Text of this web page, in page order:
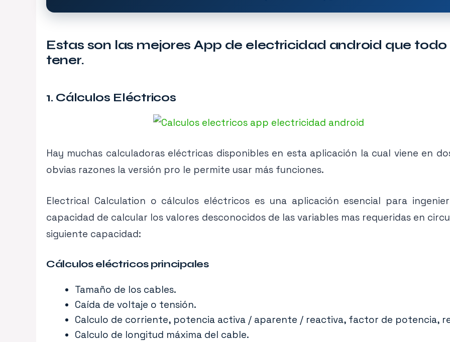
Estas son las mejores App de electricidad android que
tener.
1. Cálculos Eléctricos
Hay muchas calculadoras eléctricas disponibles en esta aplicación la cual viene en
obvias razones la versión pro le permite usar más funciones.
Electrical Calculation o cálculos eléctricos es una aplicación esencial para
capacidad de calcular los valores desconocidos de las variables mas requeridas en
siguiente capacidad:
Cálculos eléctricos principales
Tamaño de los cables.
Caída de voltaje o tensión.
Calculo de corriente, potencia activa / aparente / reactiva, factor de potencia,
Calculo de longitud máxima del cable.